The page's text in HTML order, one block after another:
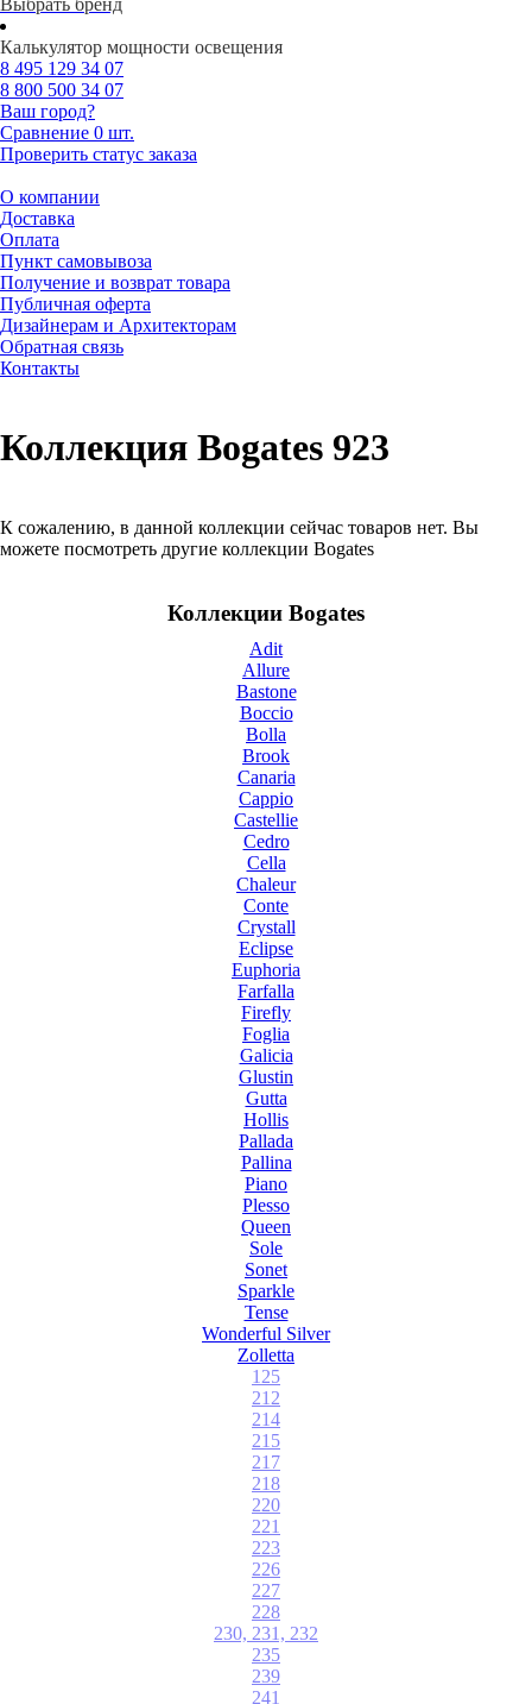
Выбрать бренд
Калькулятор мощности освещения
8 495 129 34 07
8 800 500 34 07
Ваш город?
Сравнение 0 шт.
Проверить статус заказа
О компании
Доставка
Оплата
Пункт самовывоза
Получение и возврат товара
Публичная оферта
Дизайнерам и Архитекторам
Обратная связь
Контакты
Коллекция Bogates 923
К сожалению, в данной коллекции сейчас товаров нет. Вы
можете посмотреть другие коллекции Bogates
Коллекции Bogates
Adit
Allure
Bastone
Boccio
Bolla
Brook
Canaria
Cappio
Castellie
Cedro
Cella
Chaleur
Conte
Crystall
Eclipse
Euphoria
Farfalla
Firefly
Foglia
Galicia
Glustin
Gutta
Hollis
Pallada
Pallina
Piano
Plesso
Queen
Sole
Sonet
Sparkle
Tense
Wonderful Silver
Zolletta
125
212
214
215
217
218
220
221
223
226
227
228
230, 231, 232
235
239
241